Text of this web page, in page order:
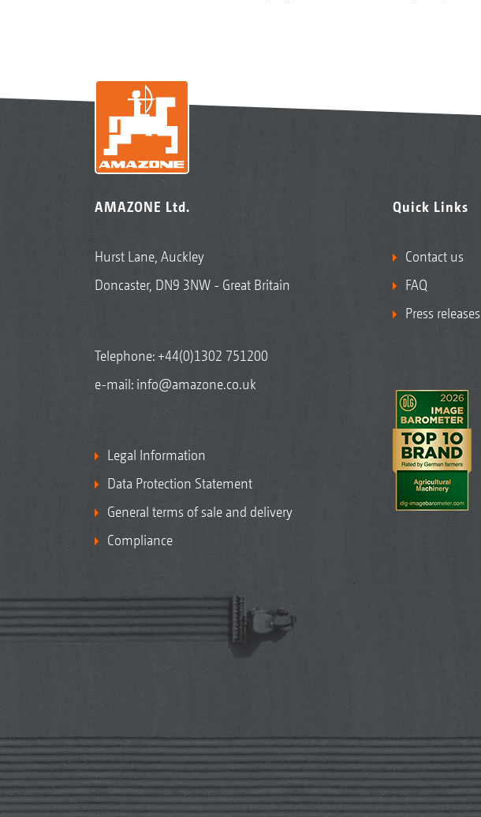
AMAZONE Ltd.
Hurst Lane, Auckley
Doncaster, DN9 3NW - Great Britain
Telephone:+44(0)1302 751200
e-mail: info@amazone.co.uk
Legal Information
Data Protection Statement
General terms of sale and delivery
Compliance
Quick Links
Contact us
FAQ
Press releases